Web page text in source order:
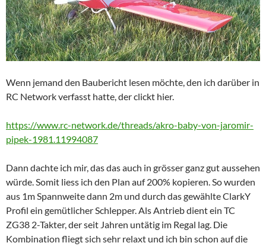
Wenn jemand den Baubericht lesen möchte, den ich darüber in
RC Network verfasst hatte, der clickt hier.
https://www.rc-network.de/threads/akro-baby-von-jaromir-
pipek-1981.11994087
Dann dachte ich mir, das das auch in grösser ganz gut aussehen
würde. Somit liess ich den Plan auf 200% kopieren. So wurden
aus 1m Spannweite dann 2m und durch das gewählte ClarkY
Profil ein gemütlicher Schlepper. Als Antrieb dient ein TC
ZG38 2-Takter, der seit Jahren untätig im Regal lag. Die
Kombination fliegt sich sehr relaxt und ich bin schon auf die